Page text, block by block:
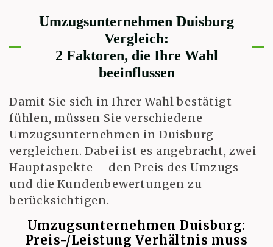
Umzugsunternehmen Duisburg
Vergleich:
2 Faktoren, die Ihre Wahl
beeinflussen
Damit Sie sich in Ihrer Wahl bestätigt
fühlen, müssen Sie verschiedene
Umzugsunternehmen in Duisburg
vergleichen. Dabei ist es angebracht, zwei
Hauptaspekte – den Preis des Umzugs
und die Kundenbewertungen zu
berücksichtigen.
Umzugsunternehmen Duisburg:
Preis-/Leistung Verhältnis muss